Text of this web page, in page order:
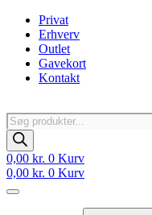
Videre
indhold
Privat
Erhverv
Outlet
Gavekort
Kontakt
Products
search
0,00 kr. 0 Kurv
0,00 kr. 0 Kurv